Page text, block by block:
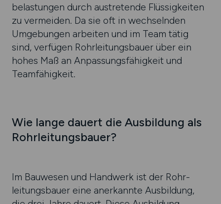
belastun­gen durch austre­tende Flüssig­keiten
zu ver­meiden. Da sie oft in wech­seln­den
Umgebun­gen arbeiten und im Team tätig
sind, ver­fügen Rohr­leitungs­bauer über ein
hohes Maß an Anpas­sungs­fähig­keit und
Team­fähig­keit.
Wie lange dauert die Aus­bildung als
Rohr­leitungs­bauer?
Im Bauwesen und Hand­werk ist der Rohr­
leitungs­bauer eine aner­kannte Aus­bildung,